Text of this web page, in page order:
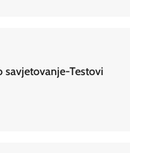
savjetovanje-Testovi